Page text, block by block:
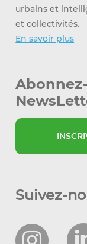
urbains et
et collectivités.
En savoir plus
Suivez-